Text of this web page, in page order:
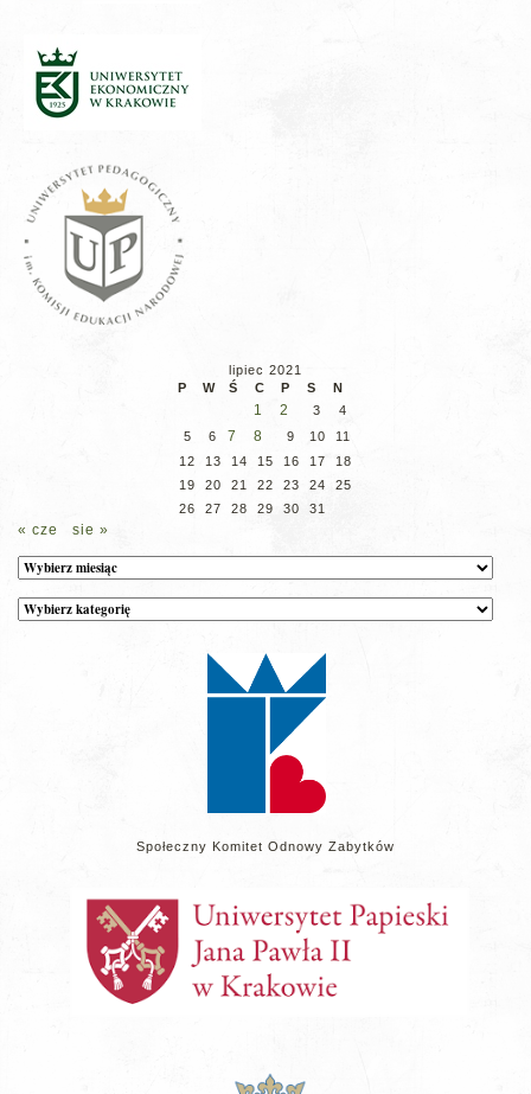
lipiec 2021
P
W Ś C P S N
1 2 3
4
5
6 7 8 9 10
11
12
13 14 15 16 17
18
19
20 21 22 23 24
25
26
27 28 29 30 31
« cze sie »
Archiwum
Kategorie
wpisów
Społeczny Komitet Odnowy Zabytków